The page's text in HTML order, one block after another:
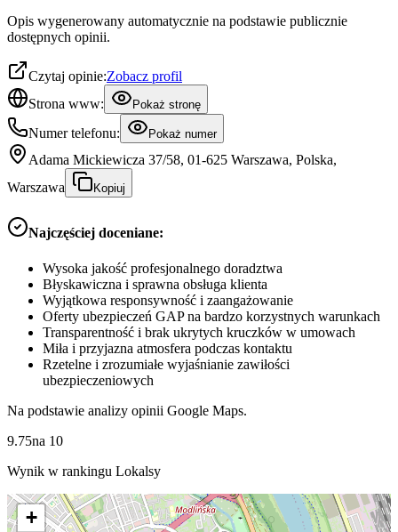
Opis wygenerowany automatycznie na podstawie publicznie
dostępnych opinii.
Czytaj opinie:Zobacz profil
Strona www:
Pokaż stronę
Numer telefonu: Pokaż numer
Adama Mickiewicza 37/58, 01-625 Warszawa, Polska,
Warszawa
Kopiuj
Najczęściej doceniane:
Wysoka jakość profesjonalnego doradztwa
Błyskawiczna i sprawna obsługa klienta
Wyjątkowa responsywność i zaangażowanie
Oferty ubezpieczeń GAP na bardzo korzystnych warunkach
Transparentność i brak ukrytych kruczków w umowach
Miła i przyjazna atmosfera podczas kontaktu
Rzetelne i zrozumiałe wyjaśnianie zawiłości
ubezpieczeniowych
Na podstawie analizy opinii Google Maps.
9.75na 10
Wynik w rankingu Lokalsy
+